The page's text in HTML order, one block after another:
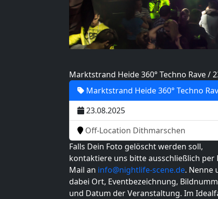
Marktstrand Heide 360° Techno Rave /
Marktstrand Heide 360° Techno
23.08.2025
Off-Location Dithmarschen
Falls Dein Foto gelöscht werden soll,
kontaktiere uns bitte ausschließlich per
Mail an info@nightlife-scene.de. Nenne
dabei Ort, Eventbezeichnung,
und Datum der Veranstaltung. Im